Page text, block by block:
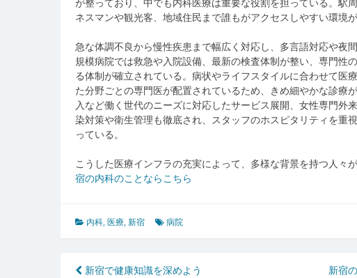
が整っており、中でも内科医療は重要な役割を担っている。駅
ネスマンや観光客、地域住民まで誰もがアクセスしやすい環境が
急な体調不良から慢性疾患まで幅広く対応し、多言語対応や夜
規模病院では救急や入院設備、最新の検査体制が整い、専門性
る体制が確立されている。病状やライフスタイルに合わせて医
た分野ごとの専門医が配置されているため、きめ細やかな診療
入など働く世代のニーズに対応したサービス展開、女性専門外
染対策や衛生管理も徹底され、スタッフのホスピタリティを重
っている。
こうした医療インフラの充実によって、多様な背景を持つ人々
宿の内科のことならこちら
内科,医療,新宿 病院
新宿で健康知識を深めよう 新宿